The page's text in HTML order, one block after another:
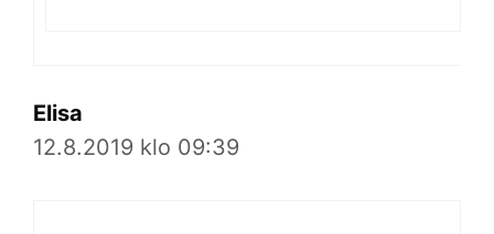
Elisa
12.8.2019 klo 09:39